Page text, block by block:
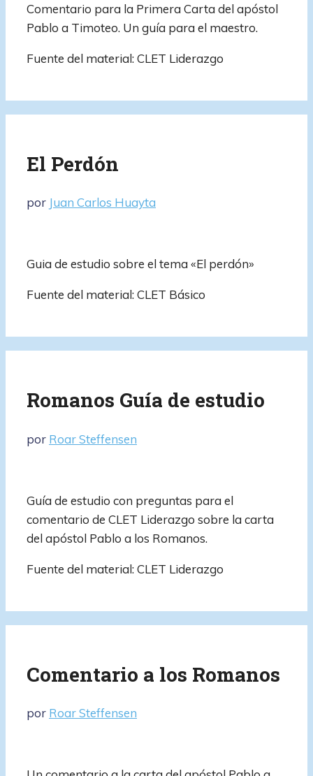
Comentario para la Primera Carta del apóstol
Pablo a Timoteo. Un guía para el maestro.
Fuente del material: CLET Liderazgo
El Perdón
por Juan Carlos Huayta
Guia de estudio sobre el tema «El perdón»
Fuente del material: CLET Básico
Romanos Guía de estudio
por Roar Steffensen
Guía de estudio con preguntas para el
comentario de CLET Liderazgo sobre la carta
del apóstol Pablo a los Romanos.
Fuente del material: CLET Liderazgo
Comentario a los Romanos
por Roar Steffensen